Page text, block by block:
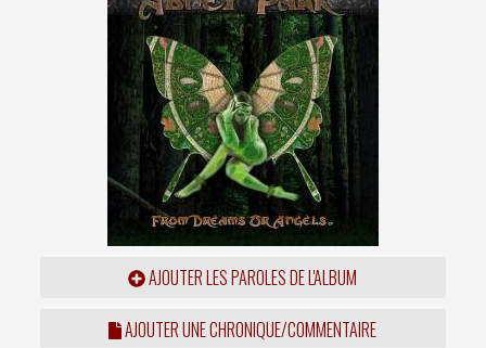
AJOUTER LES PAROLES DE L'ALBUM
AJOUTER UNE CHRONIQUE/COMMENTAIRE